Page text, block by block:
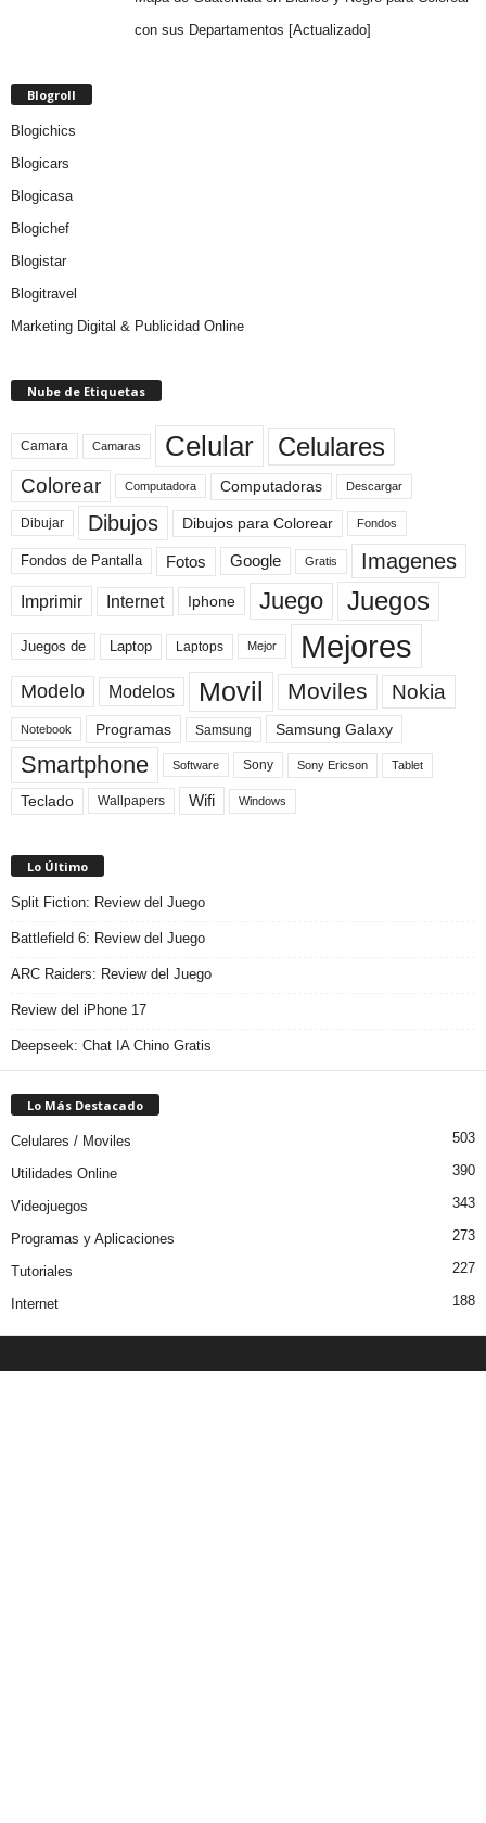
con sus Departamentos [Actualizado]
Blogroll
Blogichics
Blogicars
Blogicasa
Blogichef
Blogistar
Blogitravel
Marketing Digital & Publicidad Online
Nube de Etiquetas
Camara Camaras Celular Celulares
Colorear Computadora Computadoras Descargar
Dibujar Dibujos Dibujos para Colorear Fondos
Fondos de Pantalla Fotos Google Gratis Imagenes
Imprimir Internet Iphone Juego Juegos
Juegos de Laptop Laptops Mejor Mejores
Modelo Modelos Movil Moviles Nokia
Notebook Programas Samsung Samsung Galaxy
Smartphone Software Sony Sony Ericson Tablet
Teclado Wallpapers Wifi Windows
Lo Último
Split Fiction: Review del Juego
Battlefield 6: Review del Juego
ARC Raiders: Review del Juego
Review del iPhone 17
Deepseek: Chat IA Chino Gratis
Lo Más Destacado
Celulares / Moviles 503
Utilidades Online 390
Videojuegos 343
Programas y Aplicaciones 273
Tutoriales 227
Internet 188